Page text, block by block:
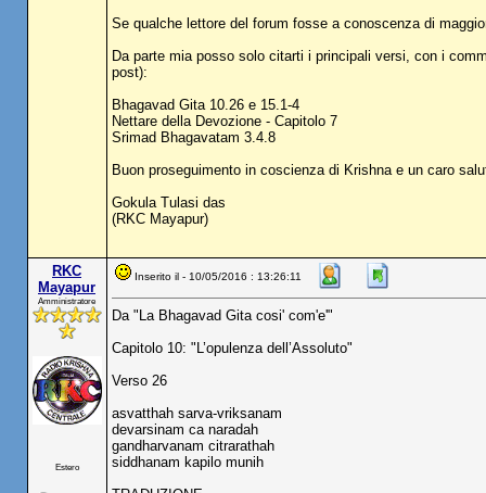
Se qualche lettore del forum fosse a conoscenza di
Da parte mia posso solo citarti i principali versi, con i
post):
Bhagavad Gita 10.26 e 15.1-4
Nettare della Devozione - Capitolo 7
Srimad Bhagavatam 3.4.8
Buon proseguimento in coscienza di Krishna e un caro
Gokula Tulasi das
(RKC Mayapur)
RKC
Mayapur
Amministratore
Estero
Inserito il - 10/05/2016 : 13:26:11
Da "La Bhagavad Gita cosi' com'e'"
Capitolo 10: "L’opulenza dell’Assoluto"
Verso 26
asvatthah sarva-vriksanam
devarsinam ca naradah
gandharvanam citrarathah
siddhanam kapilo munih